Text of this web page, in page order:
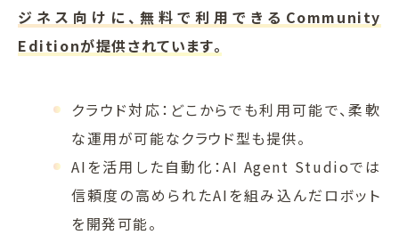
ジネス向けに、無料で利用できるCommunity
Editionが提供されています。
クラウド対応：どこからでも利用可能で、柔軟
な運用が可能なクラウド型も提供。
AIを活用した自動化：AI Agent Studioでは
信頼度の高められたAIを組み込んだロボット
を開発可能。